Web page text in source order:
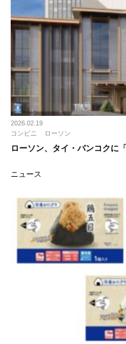
2026.02.19
コンビニ
ローソン
ローソン、タイ・バンコクに
ニュース